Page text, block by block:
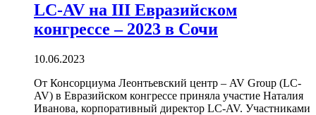
LC-AV на III Евразийском
конгрессе – 2023 в Сочи
10.06.2023
От Консорциума Леонтьевский центр – AV Group (LC-
AV) в Евразийском конгрессе приняла участие Наталия
Иванова, корпоративный директор LC-AV. Участниками